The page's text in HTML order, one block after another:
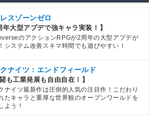
スゾーンゼロ
年大型アプデで強キャラ実装！】
のアクションRPGが2周年の大型アプデが
システム改善スキマ時間でも遊びやすい！
ナイツ：エンドフィールド
闘も工業発展も自由自在！】
ナイツ最新作は圧倒的人気の注目作！こだわり
たキャラと重厚な世界観のオープンワールドを
よう！